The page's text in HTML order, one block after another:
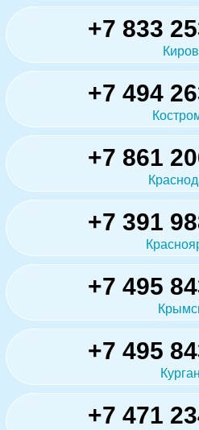
+7 833
Киров
+7 494
+7 861
+7 391
+7 495
+7 495
Курган
+7 471